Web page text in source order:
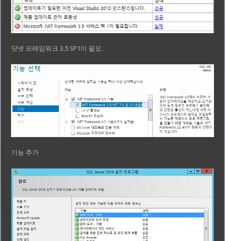
닷넷 프레임워크 3.5 SP1이 필요.
기능 추가